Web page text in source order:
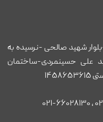
شهید صالحی -نرسیده به
علی حسینمردی-ساختمان